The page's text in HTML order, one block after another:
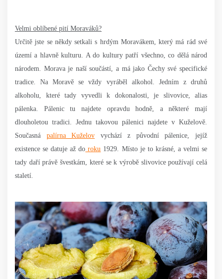
Velmi oblíbené pití Moraváků?
Určitě jste se někdy setkali s hrdým Moravákem, který má rád své
území a hlavně kulturu. A do kultury patří všechno, co dělá národ
národem. Morava je naší součástí, a má jako Čechy své specifické
tradice. Na Moravě se vždy vyráběl alkohol. Jedním z druhů
alkoholu, které tady vyvedli k dokonalosti, je slivovice, alias
pálenka. Pálenic tu najdete opravdu hodně, a některé mají
dlouholetou tradici. Jednu takovou pálenici najdete v Kuželově.
Současná palírna Kuželov vychází z původní pálenice, jejíž
existence se datuje až do roku 1929. Místo je to krásné, a velmi se
tady daří právě švestkám, které se k výrobě slivovice používají celá
staletí.